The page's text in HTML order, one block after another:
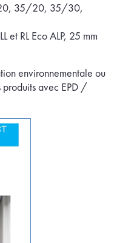
20, 35/20, 35/30,
et RL Eco ALP, 25 mm
environnementale ou
produits avec EPD /